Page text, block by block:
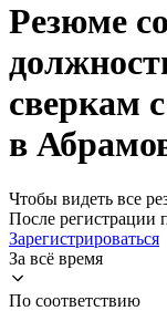
Резюме
сверкам
в
Чтобы видеть все
После регистрации
Зарегистрироваться
За всё время
По соответствию